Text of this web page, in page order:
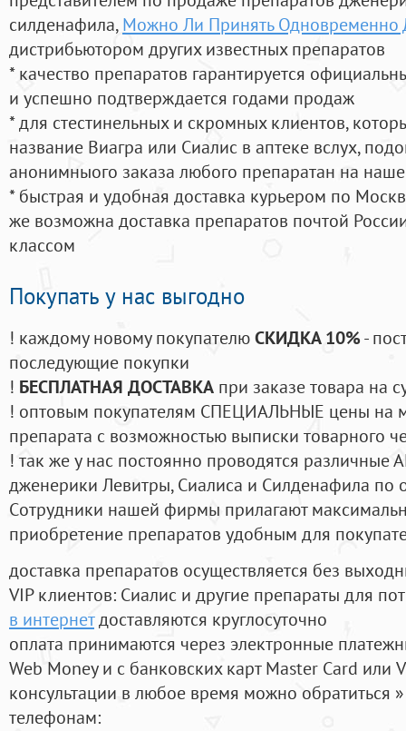
силденафила, Можно Ли Принять Одновременно
дистрибьютором других известных препаратов
* качество препаратов гарантируется
и успешно подтверждается годами продаж
* для стестинельных и скромных клиентов,
название Виагра или Сиалис в аптеке вслух,
анонимныого заказа любого препаратан на
* быстрая и удобная доставка курьером по
же возможна доставка препаратов почтой
классом
Покупать у нас выгодно
! каждому новому покупателюСКИДКА 10%-
последующие покупки
! БЕСПЛАТНАЯ ДОСТАВКА при заказе товара на
! оптовым покупателям СПЕЦИАЛЬНЫЕ цены на
препарата с возможностью выписки товарного
! так же у нас постоянно проводятся
дженерики Левитры, Сиалиса и Силденафила по
Cотрудники нашей фирмы прилагают
приобретение препаратов удобным для
доставка препаратов осуществляется без
VIP клиентов: Сиалис и другие препараты для
в интернетдоставляются круглосуточно
оплата принимаются через электронные
Web Money и с банковских карт Master Card или
консультации в любое время можно обратиться
телефонам: